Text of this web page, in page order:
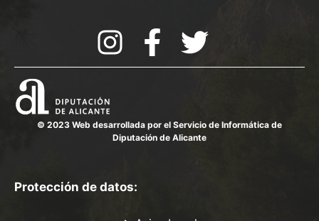
© 2023 Web desarrollada por el Servicio de Informática de
Diputación de Alicante
Protección de datos: